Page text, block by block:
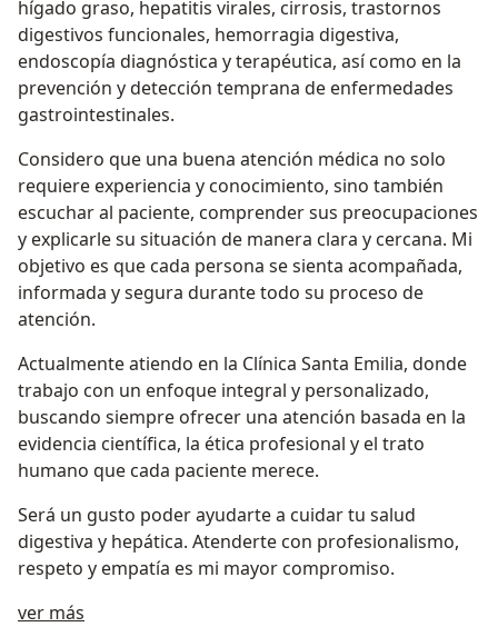
hígado graso, hepatitis virales, cirrosis, trastornos
digestivos funcionales, hemorragia digestiva,
endoscopía diagnóstica y terapéutica, así como en la
prevención y detección temprana de enfermedades
gastrointestinales.
Considero que una buena atención médica no solo
requiere experiencia y conocimiento, sino también
escuchar al paciente, comprender sus preocupaciones
y explicarle su situación de manera clara y cercana. Mi
objetivo es que cada persona se sienta acompañada,
informada y segura durante todo su proceso de
atención.
Actualmente atiendo en la Clínica Santa Emilia, donde
trabajo con un enfoque integral y personalizado,
buscando siempre ofrecer una atención basada en la
evidencia científica, la ética profesional y el trato
humano que cada paciente merece.
Será un gusto poder ayudarte a cuidar tu salud
digestiva y hepática. Atenderte con profesionalismo,
respeto y empatía es mi mayor compromiso.
ver más